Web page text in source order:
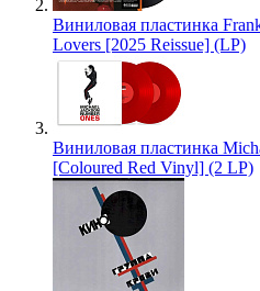
Виниловая пластинка
Lovers [2025 Reissue] (LP)
Виниловая пластинка
[Coloured Red Vinyl] (2 LP)